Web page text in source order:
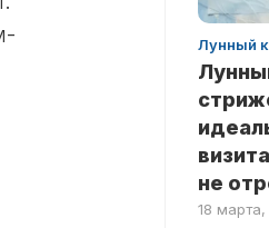
Лунный
не
18